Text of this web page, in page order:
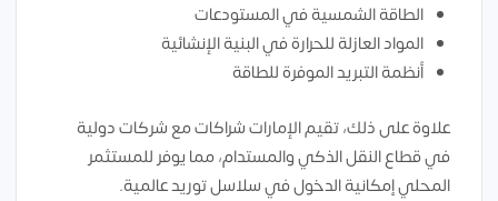
الطاقة الشمسية في المستودعات
المواد العازلة للحرارة في البنية الإنشائية
أنظمة التبريد الموفرة للطاقة
علاوة على ذلك، تقيم الإمارات شراكات مع شركات دولية
في قطاع النقل الذكي والمستدام، مما يوفر للمستثمر
المحلي إمكانية الدخول في سلاسل توريد عالمية.